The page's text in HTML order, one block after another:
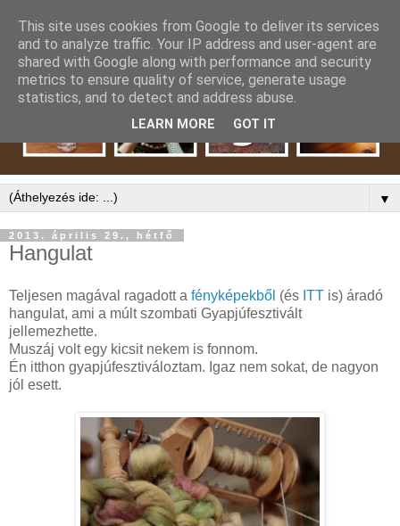
▼
2013. április 29., hétfő
Hangulat
Teljesen magával ragadott a fényképekből (és ITT is) áradó
hangulat, ami a múlt szombati Gyapjúfesztivált
jellemezhette.
Muszáj volt egy kicsit nekem is fonnom.
Én itthon gyapjúfesztiváloztam. Igaz nem sokat, de nagyon
jól esett.
This site uses cookies from Google to deliver its services
and to analyze traffic. Your IP address and user-agent are
shared with Google along with performance and security
metrics to ensure quality of service, generate usage
statistics, and to detect and address abuse.
LEARN MORE GOT IT